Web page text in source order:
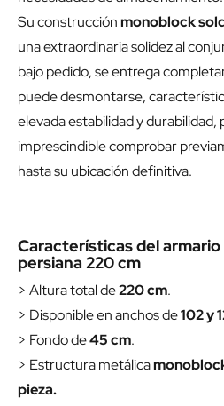
Su construcciónmonoblock
una extraordinaria solidez al
bajo pedido, se entrega
puede desmontarse,
elevada estabilidad y durabilidad,
imprescindible comprobar
hasta su ubicación definitiva.
Características del
persiana 220 cm
> Altura total de220 cm.
> Disponible en anchos de102 y
> Fondo de45 cm.
> Estructura metálica
pieza.